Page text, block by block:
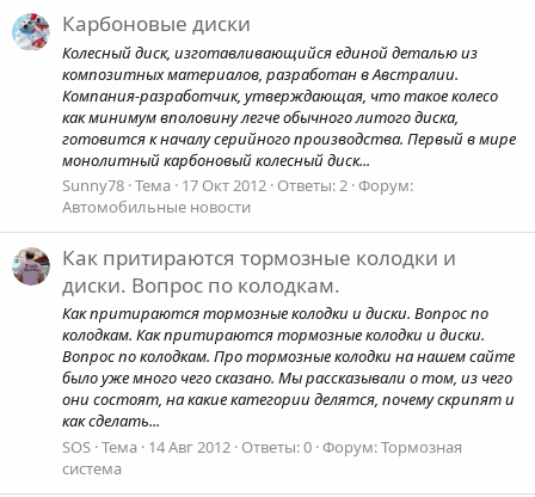
Карбоновые диски
Колесный диск, изготавливающийся единой деталью из
композитных материалов, разработан в Австралии.
Компания-разработчик, утверждающая, что такое колесо
как минимум вполовину легче обычного литого диска,
готовится к началу серийного производства. Первый в мире
монолитный карбоновый колесный диск...
Sunny78 Тема 17 Окт 2012 Ответы: 2 Форум:
Автомобильные новости
Как притираются тормозные колодки и
диски. Вопрос по колодкам.
Как притираются тормозные колодки и диски. Вопрос по
колодкам. Как притираются тормозные колодки и диски.
Вопрос по колодкам. Про тормозные колодки на нашем сайте
было уже много чего сказано. Мы рассказывали о том, из чего
они состоят, на какие категории делятся, почему скрипят и
как сделать...
SOS Тема 14 Авг 2012 Ответы: 0 Форум:Тормозная
система